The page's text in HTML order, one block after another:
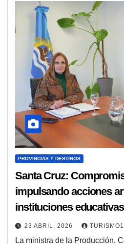
PROVINCIAS Y DESTINOS
Santa Cruz:
impulsando acciones
instituciones educativas
23 ABRIL, 2026
La ministra de la Producción,